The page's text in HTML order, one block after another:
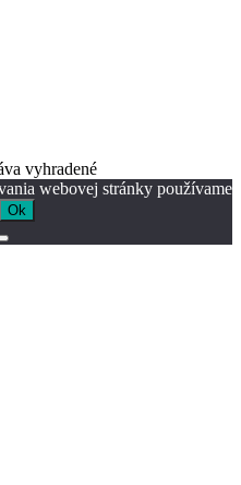
vyhradené
webovej stránky používame
Ok